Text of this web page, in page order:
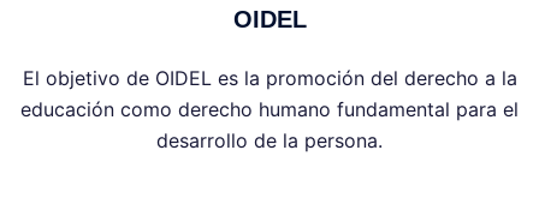
OIDEL
El objetivo de OIDEL es la promoción del derecho a la
educación como derecho humano fundamental para el
desarrollo de la persona.